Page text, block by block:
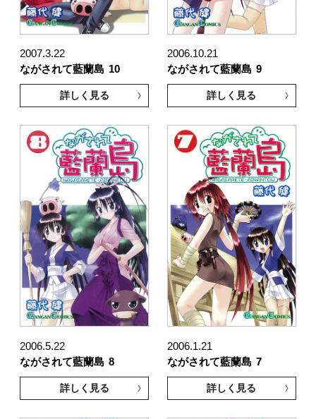
2007.3.22
ながされて藍蘭島 10
詳しく見る
2006.10.21
ながされて藍蘭島 9
詳しく見る
2006.5.22
ながされて藍蘭島 8
詳しく見る
2006.1.21
ながされて藍蘭島 7
詳しく見る